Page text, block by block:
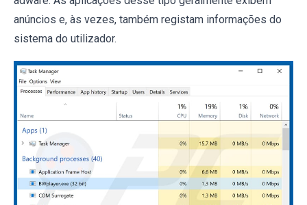
anúncios e, às vezes, também registam informações do
sistema do utilizador.